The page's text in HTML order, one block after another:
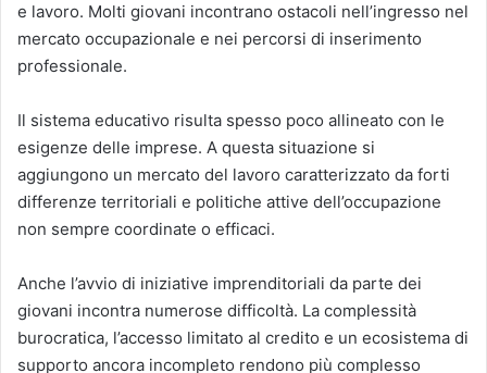
e lavoro. Molti giovani incontrano ostacoli nell’ingresso nel
mercato occupazionale e nei percorsi di inserimento
professionale.
Il sistema educativo risulta spesso poco allineato con le
esigenze delle imprese. A questa situazione si
aggiungono un mercato del lavoro caratterizzato da forti
differenze territoriali e politiche attive dell’occupazione
non sempre coordinate o efficaci.
Anche l’avvio di iniziative imprenditoriali da parte dei
giovani incontra numerose difficoltà. La complessità
burocratica, l’accesso limitato al credito e un ecosistema di
supporto ancora incompleto rendono più complesso